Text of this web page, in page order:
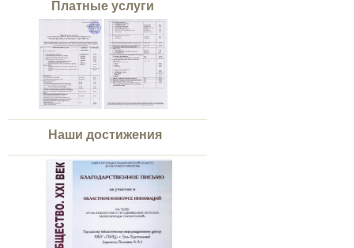
Платные услуги
Наши достижения